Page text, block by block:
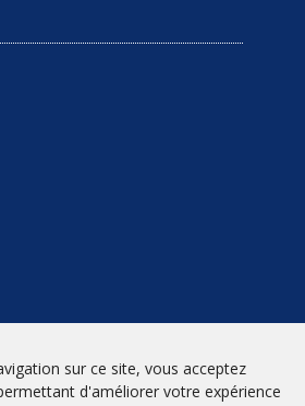
sur ce site, vous acceptez
d'améliorer votre expérience